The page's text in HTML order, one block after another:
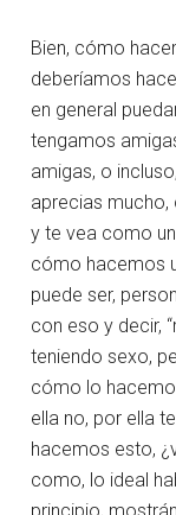
Bien, cómo
deberíamos
en general
tengamos
amigas, o
aprecias mucho,
y te vea como
cómo hacemos
puede ser,
con eso y decir,
teniendo sexo,
cómo lo
ella no, por ella
hacemos esto,
como, lo ideal